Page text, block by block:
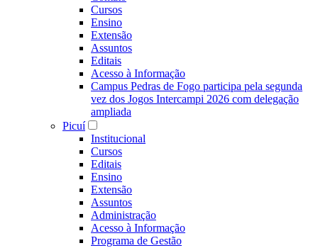
Cursos
Ensino
Extensão
Assuntos
Editais
Acesso à Informação
Campus Pedras de Fogo participa pela segunda
vez dos Jogos Intercampi 2026 com delegação
ampliada
Picuí
Institucional
Cursos
Editais
Ensino
Extensão
Assuntos
Administração
Acesso à Informação
Programa de Gestão